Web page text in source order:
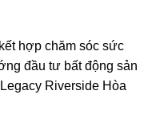
hợp chăm sóc sức
đầu tư bất động sản
Riverside Hòa